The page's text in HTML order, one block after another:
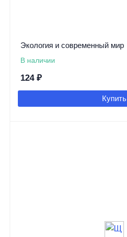
Экология и современный мир
В наличии
124 ₽
Купить